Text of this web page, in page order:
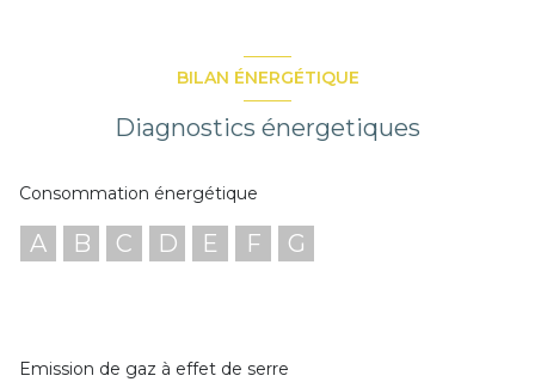
BILAN ÉNERGÉTIQUE
Diagnostics énergetiques
Consommation énergétique
A B C D E F G
Emission de gaz à effet de serre